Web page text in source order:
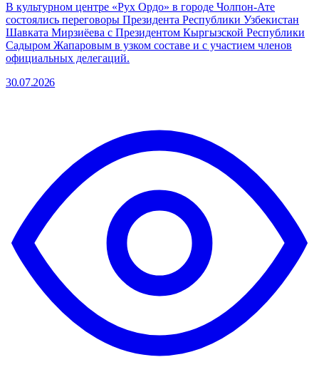
В культурном центре «Рух Ордо» в городе Чолпон-Ате
состоялись переговоры Президента Республики Узбекистан
Шавката Мирзиёева с Президентом Кыргызской Республики
Садыром Жапаровым в узком составе и с участием членов
официальных делегаций.
30.07.2026